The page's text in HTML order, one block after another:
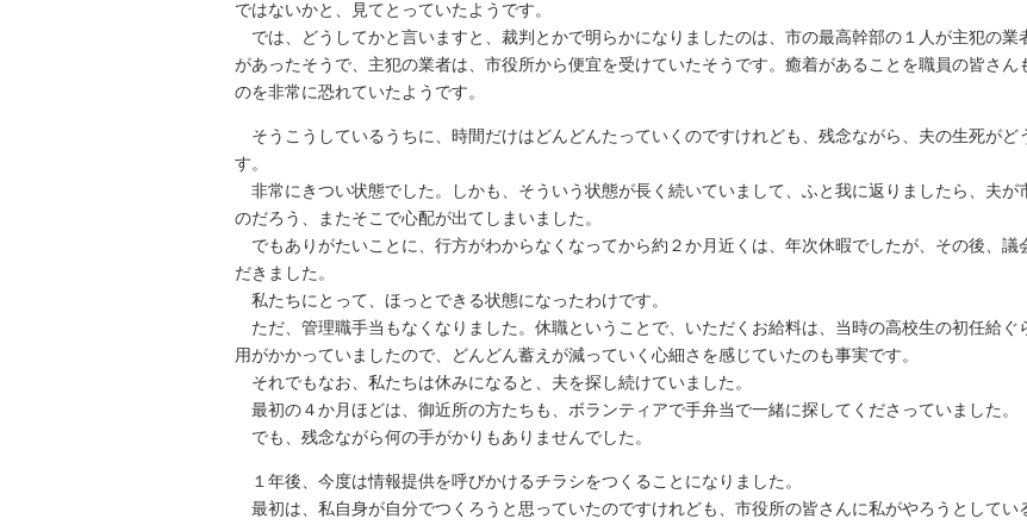
ではないかと、見てとっていたようです。
では、どうしてかと言いますと、裁判とかで明らかになりましたのは、市の最高幹部の１人が主犯の
があったそうで、主犯の業者は、市役所から便宜を受けていたそうです。癒着があることを職員の皆さ
のを非常に恐れていたようです。
そうこうしているうちに、時間だけはどんどんたっていくのですけれども、残念ながら、夫の生死が
す。
非常にきつい状態でした。しかも、そういう状態が長く続いていまして、ふと我に返りましたら、夫が
のだろう、またそこで心配が出てしまいました。
でもありがたいことに、行方がわからなくなってから約２か月近くは、年次休暇でしたが、その後、議
だきました。
私たちにとって、ほっとできる状態になったわけです。
ただ、管理職手当もなくなりました。休職ということで、いただくお給料は、当時の高校生の初任給
用がかかっていましたので、どんどん蓄えが減っていく心細さを感じていたのも事実です。
それでもなお、私たちは休みになると、夫を探し続けていました。
最初の４か月ほどは、御近所の方たちも、ボランティアで手弁当で一緒に探してくださっていました。
でも、残念ながら何の手がかりもありませんでした。
１年後、今度は情報提供を呼びかけるチラシをつくることになりました。
最初は、私自身が自分でつくろうと思っていたのですけれども、市役所の皆さんに私がやろうとしてい